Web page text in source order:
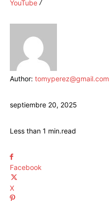
YouTube
Author: tomyperez@gmail.com
septiembre 20, 2025
Less than 1 min.read
Facebook
X